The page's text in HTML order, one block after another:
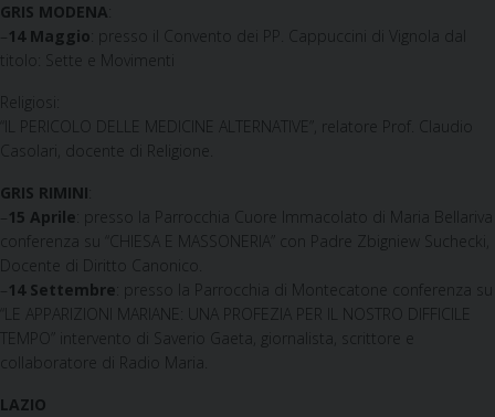
GRIS MODENA
14 Maggio : presso il Convento dei PP. Cappuccini di Vignola dal
titolo: Sette e Movimenti
Religiosi:
“IL PERICOLO DELLE MEDICINE ALTERNATIVE”, relatore Prof. Claudio
Casolari, docente di Religione.
GRIS RIMINI
15 Aprile : presso la Parrocchia Cuore Immacolato di Maria Bellariva
conferenza su “CHIESA E MASSONERIA” con Padre Zbigniew Suchecki,
Docente di Diritto Canonico.
14 Settembre : presso la Parrocchia di Montecatone conferenza su
“LE APPARIZIONI MARIANE: UNA PROFEZIA PER IL NOSTRO DIFFICILE
TEMPO” intervento di Saverio Gaeta, giornalista, scrittore e
collaboratore di Radio Maria.
LAZIO